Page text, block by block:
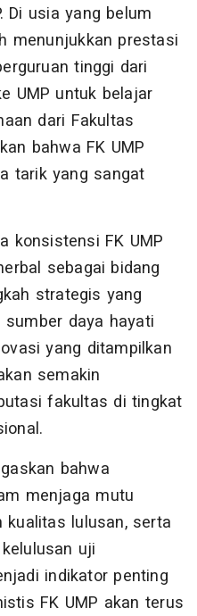
Di usia yang belum
menunjukkan prestasi
tinggi dari
UMP untuk belajar
dari Fakultas
bahwa FK UMP
tarik yang sangat
konsistensi FK UMP
sebagai bidang
strategis yang
sumber daya hayati
yang ditampilkan
semakin
fakultas di tingkat
bahwa
menjaga mutu
kualitas lulusan, serta
uji
indikator penting
FK UMP akan terus